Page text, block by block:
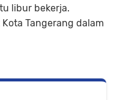
libur bekerja.
Tangerang dalam